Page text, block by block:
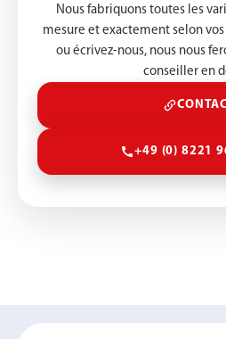
Nous fabriquons toutes les
mesure et exactement selon
ou écrivez-nous, nous nous
conseiller en
+49 (0) 8221